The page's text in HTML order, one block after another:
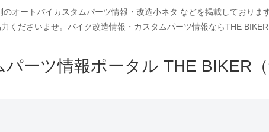
オートバイカスタムパーツ情報・改造小ネタ などを掲載しておりま
くださいませ。バイク改造情報・カスタムパーツ情報ならTHE
ーツ情報ポータル THE BIKER